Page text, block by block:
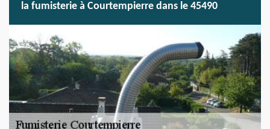
la fumisterie à Courtempierre dans le 45490